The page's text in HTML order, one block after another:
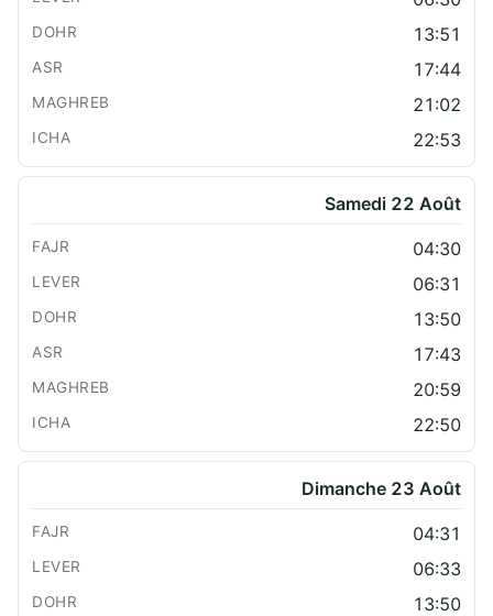
13:51
17:44
21:02
22:53
Samedi 22 Août
04:30
06:31
13:50
17:43
20:59
22:50
Dimanche 23 Août
04:31
06:33
13:50